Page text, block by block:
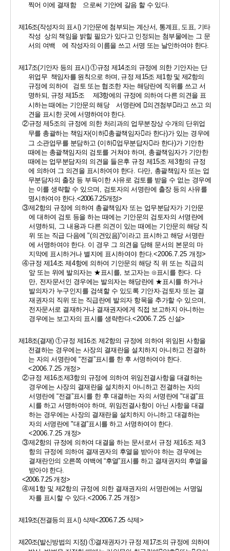
찍어 이에 결재함    으로써 기안에 갈음 할 수 있다.
제16조(작성자의 표시) 기안문에 첨부되는 계산서, 통계표, 도표, 기타
작성  상의 책임을 밝힐 필요가 있다고 인정되는 첨부물에는 그 문
서의 여백    에 작성자의 이름을 쓰고 서명 또는 날인하여야 한다.
제17조(기안자 등의 표시) ①규정 제14조의 규정에 의한 기안자는 단
위업무  책임자를 원칙으로 하며 , 규정 제 15조 제1항 및 제2항의
규정에 의하여   검토 또는 협조한 자는 해당란에 직위를 쓰고 서
명하되, 규정 제15조     제3항에의 규정에 의하여 다른 의견을 표
시하는 때에는 기안문의 해당    서명란에 󰡒의견첨부 󰡓라고 쓰고 의
견을 표시한 곳에 서명하여야 한다.
②규정 제5조의 규정에 의한 처리과의 업무분장상 수개의 단위업
무를 총괄하는 책임자(이하󰡒 총괄책임자󰡓 라 한다)가 있는 경우에
그 소관업무를 분담하고 (이하󰡒 업무분답자󰡓 라 한다)가 기안한
때에는 총괄책임자의 검토를 거쳐야 하며, 총괄책임자가 기안한
때에는 업무분담자의 의견을 들은후 규정 제15조 제3항의 규정
에 의하여 그 의견을 표시하여야 한다. 다만, 총괄책임자 또는 업
무분담자의 출장 등 부득이한 사유로 검토를 받을 수 없는 경우에
는 이를 생략할 수 있으며 , 검토자의 서명란에 출장 등의 사유를
명시하여야 한다.<2006.7.25개정>
③제2항의 규정에 의하여 총괄책임자 또는 업무분담자가 기안문
에 대하여 검토 등을 하는 때에는 기안문의 검토자의 서명란에
서명하되, 그 내용과 다른 의견이 있는 때에는 기안문의 해당 직
위 또는 직급 다음에 "(의견있음)”이라고 표시하고 해당 서명란
에 서명하여야 한다. 이 경우 그 의견을 당해 문서의 본문의 마
지막에 표시하거나 별지에 표시하여야 한다.<2006.7.25 개정>
④규정 제14조 제4항에 의하여 기안문의 해당 직 위 또는 직급의
앞 또는 위에 발의자는 ★표시를, 보고자는 ⊙표시를 한다. 다
만, 전자문서인 경우에는 발의자는 해당란에 ★표시를 하거나
발의자가 누구인지를 검색할 수 있도록 기안자·검토자 또는 결
재권자의 직위 또는 직급란에 발의자 항목을 추가할 수 있으며
전자문서로 결재하거나 결재권자에게 직접 보고하지 아니하는
경우에는 보고자의 표시를 생략한다.<2006.7.25 신설>
제18조(결재) ①규정 제16조 제2항의 규정에 의하여 위임된 사항을
전결하는 경우에는 사장의 결재란을 설치하지 아니하고 전결하
는 자의 서명란에 “전결”표시를 한 후 서명하여야 한다.
<2006.7.25 개정>
②규정 제16조제3항의 규정에 의하여 위임전결사항을 대결하는
경우에는 사장의 결재란을 설치하지 아니하고 전결하는 자의
서명란에 “전결”표시를 한 후 대결하는 자의 서명란에 "대결”표
시를 하고 서명하여야 하며, 위임전결사항이 아닌 사항을 대결
하는 경우에는 사장의 결재란을 설치하지 아니하고 대결하는
자의 서명란에 "대결”표시를 하고 서명하여야 한다.
<2006.7.25 개정>
③제2항의 규정에 의하여 대결을 하는 문서로서 규정 제16조 제3
항의 규정에 의하여 결재권자의 후열을 받아야 하는 경우에는
결재란안의 오른쪽 여백에 “후열”표시를 하고 결재권자의 후열을
받아야 한다.
<2006.7.25 개정>
④제 1항 및 제2항의 규정에 의한 결재권자의 서명란에는 서명일
자를 표시할 수 있다.<2006.7.25 개정>
제19조(전결등의 표시) 삭제<2006.7.25 삭제>
제20조(발신방법의 지정) ①결재권자가 규정 제 17조의 규정에 의하여